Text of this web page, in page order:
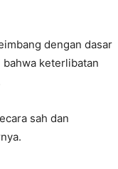
dengan dasar
bahwa keterlibatan
sah dan